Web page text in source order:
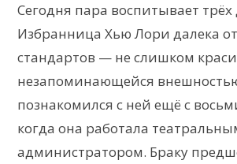
Сегодня пара воспитывает трёх
Избранница Хью Лори далека
стандартов — не слишком
незапоминающейся
познакомился с ней ещё с
когда она работала
администратором. Браку